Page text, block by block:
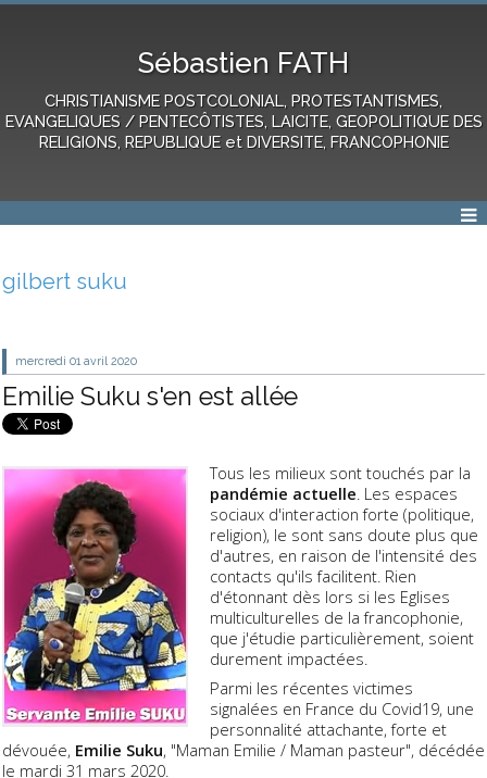
Sébastien FATH
CHRISTIANISME POSTCOLONIAL, PROTESTANTISMES,
EVANGELIQUES / PENTECÔTISTES, LAICITE, GEOPOLITIQUE DES
RELIGIONS, REPUBLIQUE et DIVERSITE, FRANCOPHONIE
gilbert suku
mercredi 01 avril 2020
Emilie Suku s'en est allée
Tous les milieux sont touchés par la
pandémie actuelle. Les espaces
sociaux d'interaction forte (politique,
religion), le sont sans doute plus que
d'autres, en raison de l'intensité des
contacts qu'ils facilitent. Rien
d'étonnant dès lors si les Eglises
multiculturelles de la francophonie,
que j'étudie particulièrement, soient
durement impactées.
Parmi les récentes victimes
signalées en France du Covid19, une
personnalité attachante, forte et
dévouée, Emilie Suku, "Maman Emilie / Maman pasteur", décédée
le mardi 31 mars 2020.